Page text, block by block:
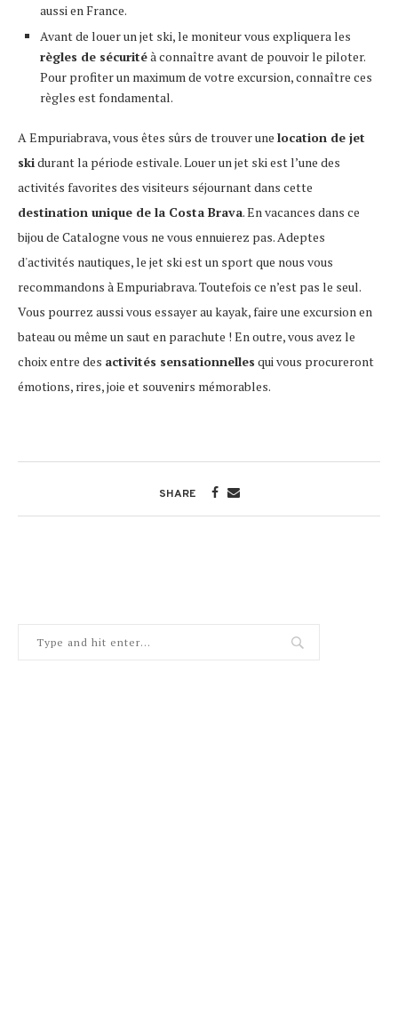
aussi en France.
Avant de louer un jet ski, le moniteur vous expliquera les
règles de sécuritéà connaître avant de pouvoir le piloter.
Pour profiter un maximum de votre excursion, connaître ces
règles est fondamental.
A Empuriabrava, vous êtes sûrs de trouver une location de jet
skidurant la période estivale. Louer un jet ski est l’une des
activités favorites des visiteurs séjournant dans cette
destination unique de la Costa Brava. En vacances dans ce
bijou de Catalogne vous ne vous ennuierez pas. Adeptes
d'activités nautiques, le jet ski est un sport que nous vous
recommandons à Empuriabrava. Toutefois ce n’est pas le seul.
Vous pourrez aussi vous essayer au kayak, faire une excursion en
bateau ou même un saut en parachute ! En outre, vous avez le
choix entre des activités sensationnelles qui vous procureront
émotions, rires, joie et souvenirs mémorables.
SHARE